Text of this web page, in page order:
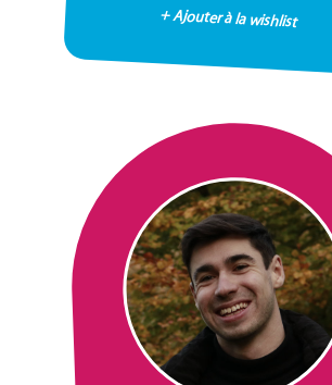
+ Ajouter à la wishlist